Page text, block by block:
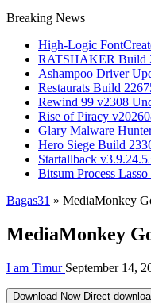
Breaking News
High-Logic
RATSHAKER Build
Ashampoo Driver
Restaurats Build
Rewind 99 v2308
Rise of Piracy
Glary Malware
Hero Siege Build
Startallback
Bitsum Process
Bagas31 » MediaMonkey
MediaMonkey
I am Timur September 14,
Download Now Direct